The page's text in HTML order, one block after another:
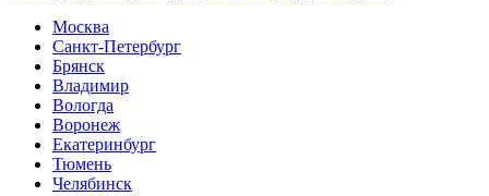
Москва
Санкт-Петербург
Брянск
Владимир
Вологда
Воронеж
Екатеринбург
Тюмень
Челябинск